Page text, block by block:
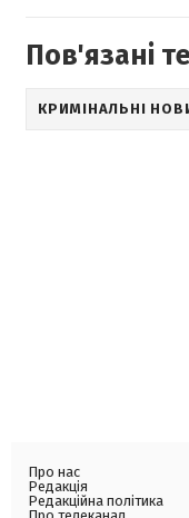
Пов'язані
КРИМІНАЛЬНІ
Про нас
Редакція
Редакційна політика